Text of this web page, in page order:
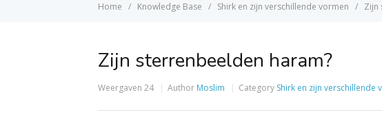
Home Knowledge Base Shirk en zijn verschillende vormen Zijn
Zijn sterrenbeelden haram?
Weergaven 24 Author Moslim Category Shirk en zijn verschillende